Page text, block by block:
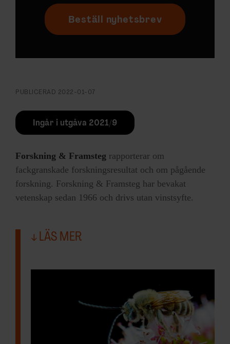
Beställ nyhetsbrev
PUBLICERAD 2022-01-07
Ingår i utgåva 2021/9
Forskning & Framsteg rapporterar om
fackgranskade forskningsresultat och om pågående
forskning. Forskning & Framsteg har bevakat
vetenskap sedan 1966 och drivs utan vinstsyfte.
LÄS MER